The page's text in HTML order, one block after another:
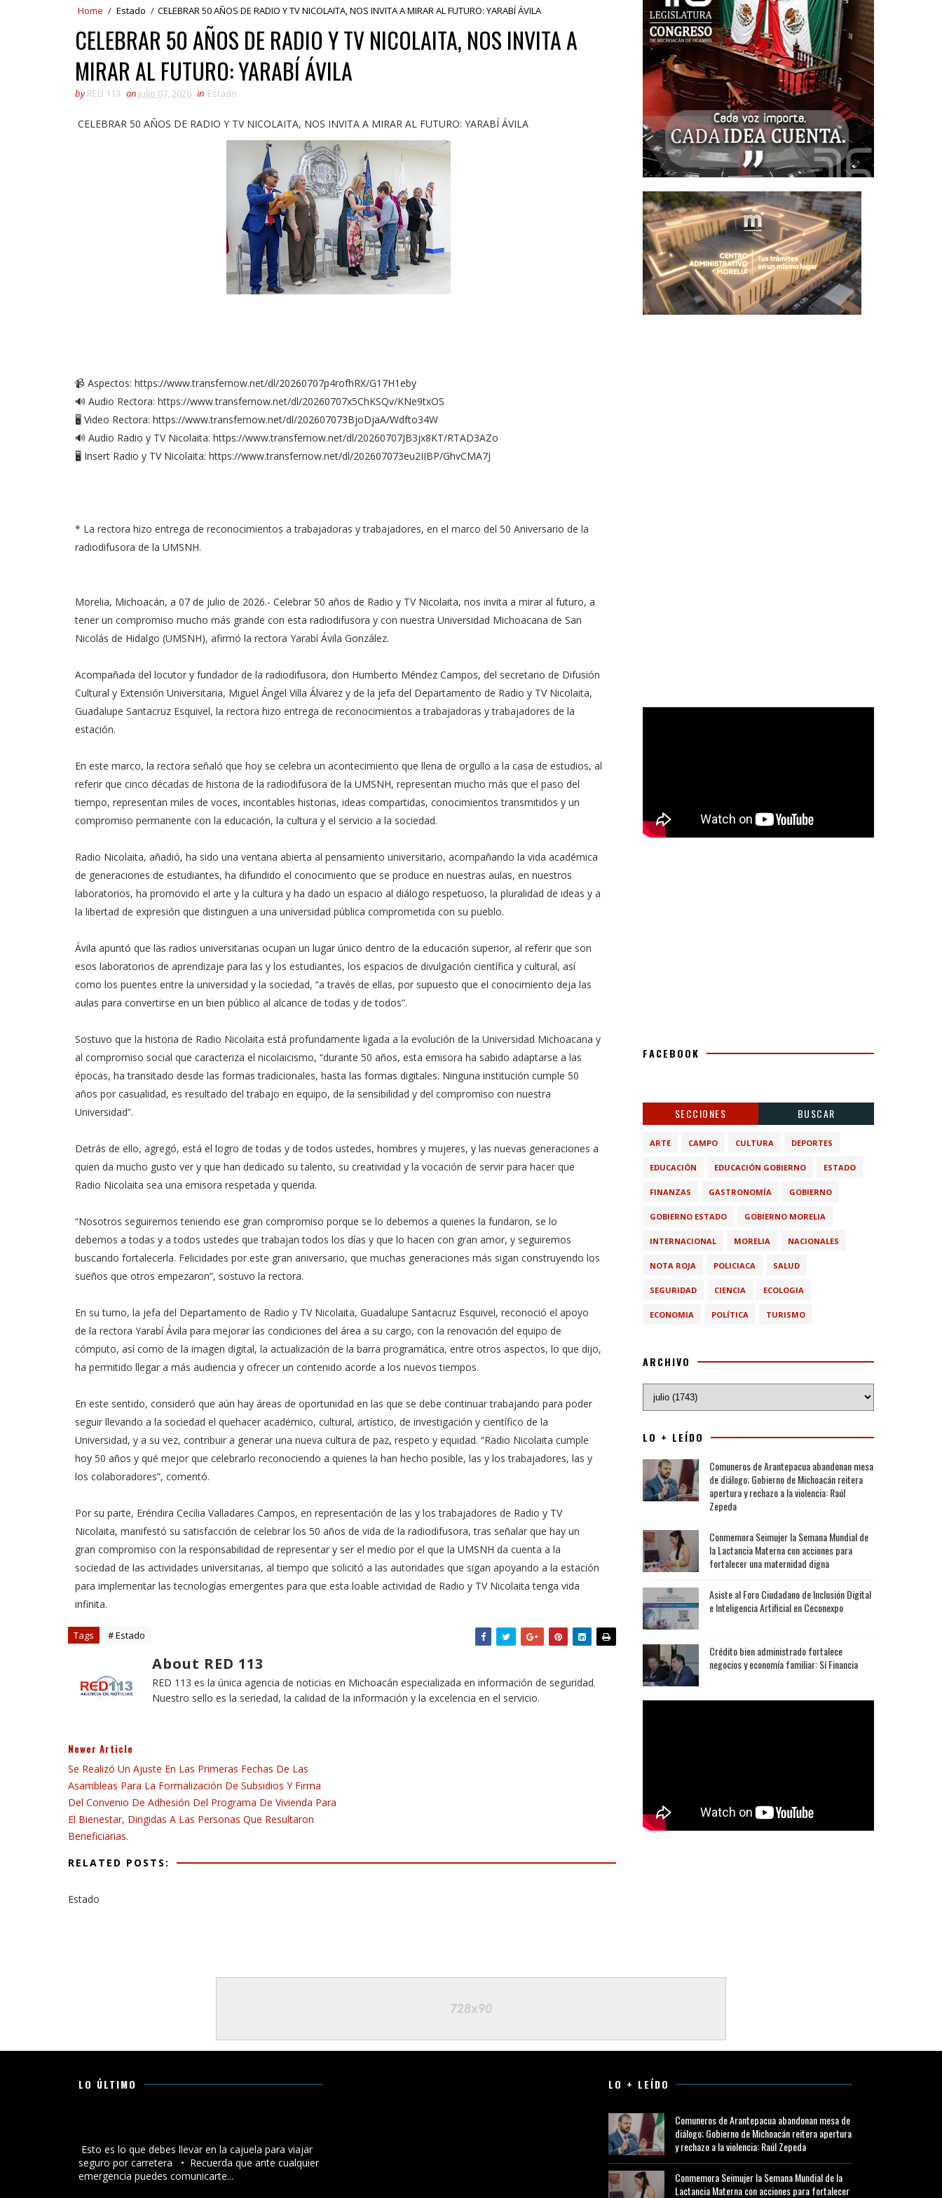
Home / Estado / CELEBRAR 50 AÑOS DE RADIO Y TV NICOLAITA, NOS INVITA A MIRAR AL FUTURO: YARABÍ ÁVILA
CELEBRAR 50 AÑOS DE RADIO Y TV NICOLAITA, NOS INVITA A
MIRAR AL FUTURO: YARABÍ ÁVILA
by RED 113 on julio 07, 2026 in Estado
CELEBRAR 50 AÑOS DE RADIO Y TV NICOLAITA, NOS INVITA A MIRAR AL FUTURO: YARABÍ ÁVILA
📹 Aspectos: https://www.transfernow.net/dl/20260707p4rofhRX/G17H1eby
🔊 Audio Rectora: https://www.transfernow.net/dl/20260707x5ChKSQv/KNe9txOS
🖥️ Video Rectora: https://www.transfernow.net/dl/202607073BjoDjaA/Wdfto34W
🔊 Audio Radio y TV Nicolaita: https://www.transfernow.net/dl/20260707JB3jx8KT/RTAD3AZo
🖥️ Insert Radio y TV Nicolaita: https://www.transfernow.net/dl/202607073eu2IIBP/GhvCMA7J
* La rectora hizo entrega de reconocimientos a trabajadoras y trabajadores, en el marco del 50 Aniversario de la
radiodifusora de la UMSNH.
Morelia, Michoacán, a 07 de julio de 2026.- Celebrar 50 años de Radio y TV Nicolaita, nos invita a mirar al futuro, a
tener un compromiso mucho más grande con esta radiodifusora y con nuestra Universidad Michoacana de San
Nicolás de Hidalgo (UMSNH), afirmó la rectora Yarabí Ávila González.
Acompañada del locutor y fundador de la radiodifusora, don Humberto Méndez Campos, del secretario de Difusión
Cultural y Extensión Universitaria, Miguel Ángel Villa Álvarez y de la jefa del Departamento de Radio y TV Nicolaita,
Guadalupe Santacruz Esquivel, la rectora hizo entrega de reconocimientos a trabajadoras y trabajadores de la
estación.
En este marco, la rectora señaló que hoy se celebra un acontecimiento que llena de orgullo a la casa de estudios, al
referir que cinco décadas de historia de la radiodifusora de la UMSNH, representan mucho más que el paso del
tiempo, representan miles de voces, incontables historias, ideas compartidas, conocimientos transmitidos y un
compromiso permanente con la educación, la cultura y el servicio a la sociedad.
Radio Nicolaita, añadió, ha sido una ventana abierta al pensamiento universitario, acompañando la vida académica
de generaciones de estudiantes, ha difundido el conocimiento que se produce en nuestras aulas, en nuestros
laboratorios, ha promovido el arte y la cultura y ha dado un espacio al diálogo respetuoso, la pluralidad de ideas y a
la libertad de expresión que distinguen a una universidad pública comprometida con su pueblo.
Ávila apuntó que las radios universitarias ocupan un lugar único dentro de la educación superior, al referir que son
esos laboratorios de aprendizaje para las y los estudiantes, los espacios de divulgación científica y cultural, así
como los puentes entre la universidad y la sociedad, “a través de ellas, por supuesto que el conocimiento deja las
aulas para convertirse en un bien público al alcance de todas y de todos”.
Sostuvo que la historia de Radio Nicolaita está profundamente ligada a la evolución de la Universidad Michoacana y
al compromiso social que caracteriza el nicolaicismo, “durante 50 años, esta emisora ha sabido adaptarse a las
épocas, ha transitado desde las formas tradicionales, hasta las formas digitales. Ninguna institución cumple 50
años por casualidad, es resultado del trabajo en equipo, de la sensibilidad y del compromiso con nuestra
Universidad”.
Detrás de ello, agregó, está el logro de todas y de todos ustedes, hombres y mujeres, y las nuevas generaciones a
quien da mucho gusto ver y que han dedicado su talento, su creatividad y la vocación de servir para hacer que
Radio Nicolaita sea una emisora respetada y querida.
“Nosotros seguiremos teniendo ese gran compromiso porque se lo debemos a quienes la fundaron, se lo
debemos a todas y a todos ustedes que trabajan todos los días y que lo hacen con gran amor, y seguiremos
buscando fortalecerla. Felicidades por este gran aniversario, que muchas generaciones más sigan construyendo los
sueños que otros empezaron”, sostuvo la rectora.
En su turno, la jefa del Departamento de Radio y TV Nicolaita, Guadalupe Santacruz Esquivel, reconoció el apoyo
de la rectora Yarabí Ávila para mejorar las condiciones del área a su cargo, con la renovación del equipo de
cómputo, así como de la imagen digital, la actualización de la barra programática, entre otros aspectos, lo que dijo,
ha permitido llegar a más audiencia y ofrecer un contenido acorde a los nuevos tiempos.
En este sentido, consideró que aún hay áreas de oportunidad en las que se debe continuar trabajando para poder
seguir llevando a la sociedad el quehacer académico, cultural, artístico, de investigación y científico de la
Universidad, y a su vez, contribuir a generar una nueva cultura de paz, respeto y equidad. “Radio Nicolaita cumple
hoy 50 años y qué mejor que celebrarlo reconociendo a quienes la han hecho posible, las y los trabajadores, las y
los colaboradores”, comentó.
Por su parte, Eréndira Cecilia Valladares Campos, en representación de las y los trabajadores de Radio y TV
Nicolaita, manifestó su satisfacción de celebrar los 50 años de vida de la radiodifusora, tras señalar que hay un
gran compromiso con la responsabilidad de representar y ser el medio por el que la UMSNH da cuenta a la
sociedad de las actividades universitarias, al tiempo que solicitó a las autoridades que sigan apoyando a la estación
para implementar las tecnologías emergentes para que esta loable actividad de Radio y TV Nicolaita tenga vida
infinita.
Tags # Estado
About RED 113
RED 113 es la única agencia de noticias en Michoacán especializada en información de seguridad.
Nuestro sello es la seriedad, la calidad de la información y la excelencia en el servicio.
Newer Article
Se Realizó Un Ajuste En Las Primeras Fechas De Las
Asambleas Para La Formalización De Subsidios Y Firma
Del Convenio De Adhesión Del Programa De Vivienda Para
El Bienestar, Dirigidas A Las Personas Que Resultaron
Beneficiarias.
RELATED POSTS:
Estado
FACEBOOK
SECCIONES BUSCAR
ARTE CAMPO CULTURA DEPORTES
EDUCACIÓN EDUCACIÓN GOBIERNO ESTADO
FINANZAS GASTRONOMÍA GOBIERNO
GOBIERNO ESTADO GOBIERNO MORELIA
INTERNACIONAL MORELIA NACIONALES
NOTA ROJA POLICIACA SALUD
SEGURIDAD CIENCIA ECOLOGIA
ECONOMIA POLÍTICA TURISMO
ARCHIVO
LO + LEÍDO
Comuneros de Arantepacua abandonan mesa
de diálogo; Gobierno de Michoacán reitera
apertura y rechazo a la violencia: Raúl
Zepeda
Conmemora Seimujer la Semana Mundial de
la Lactancia Materna con acciones para
fortalecer una maternidad digna
Asiste al Foro Ciudadano de Inclusión Digital
e Inteligencia Artificial en Ceconexpo
Crédito bien administrado fortalece
negocios y economía familiar: Sí Financia
LO ÚLTIMO
Esto es lo que debes llevar en la cajuela para viajar
seguro por carretera •⁠ ⁠Recuerda que ante cualquier
emergencia puedes comunicarte...
LO + LEÍDO
Comuneros de Arantepacua abandonan mesa de
diálogo; Gobierno de Michoacán reitera apertura
y rechazo a la violencia: Raúl Zepeda
Conmemora Seimujer la Semana Mundial de la
Lactancia Materna con acciones para fortalecer